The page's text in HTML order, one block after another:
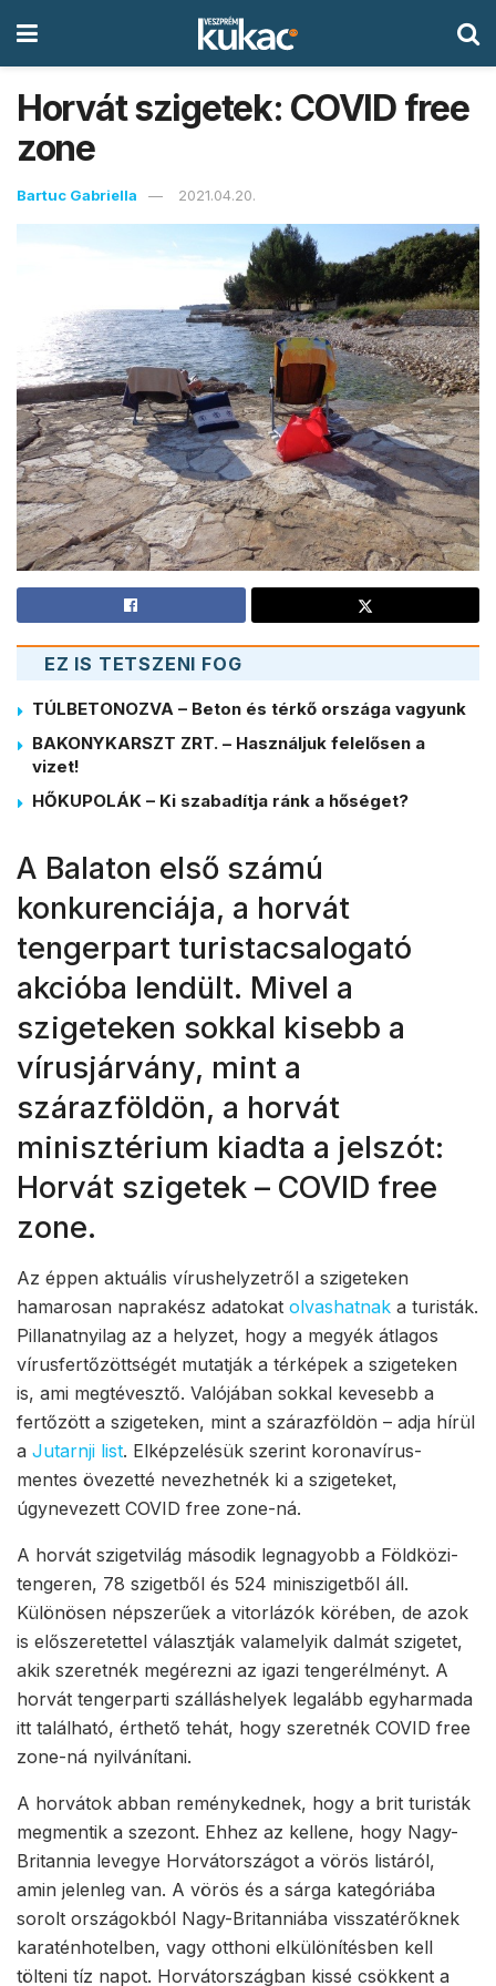
Horvát szigetek: COVID free
zone
Bartuc Gabriella 2021.04.20.
EZ IS TETSZENI FOG
TÚLBETONOZVA – Beton és térkő országa vagyunk
BAKONYKARSZT ZRT. – Használjuk felelősen a
vizet!
HŐKUPOLÁK – Ki szabadítja ránk a hőséget?
A Balaton első számú
konkurenciája, a horvát
tengerpart turistacsalogató
akcióba lendült. Mivel a
szigeteken sokkal kisebb a
vírusjárvány, mint a
szárazföldön, a horvát
minisztérium kiadta a jelszót:
Horvát szigetek – COVID free
zone.
Az éppen aktuális vírushelyzetről a szigeteken
hamarosan naprakész adatokat olvashatnak a turisták.
Pillanatnyilag az a helyzet, hogy a megyék átlagos
vírusfertőzöttségét mutatják a térképek a szigeteken
is, ami megtévesztő. Valójában sokkal kevesebb a
fertőzött a szigeteken, mint a szárazföldön – adja hírül
a Jutarnji list. Elképzelésük szerint koronavírus-
mentes övezetté nevezhetnék ki a szigeteket,
úgynevezett COVID free zone-ná.
A horvát szigetvilág második legnagyobb a Földközi-
tengeren, 78 szigetből és 524 miniszigetből áll.
Különösen népszerűek a vitorlázók körében, de azok
is előszeretettel választják valamelyik dalmát szigetet,
akik szeretnék megérezni az igazi tengerélményt. A
horvát tengerparti szálláshelyek legalább egyharmada
itt található, érthető tehát, hogy szeretnék COVID free
zone-ná nyilvánítani.
A horvátok abban reménykednek, hogy a brit turisták
megmentik a szezont. Ehhez az kellene, hogy Nagy-
Britannia levegye Horvátországot a vörös listáról,
amin jelenleg van. A vörös és a sárga kategóriába
sorolt országokból Nagy-Britanniába visszatérőknek
karaténhotelben, vagy otthoni elkülönítésben kell
tölteni tíz napot. Horvátországban kissé csökkent a